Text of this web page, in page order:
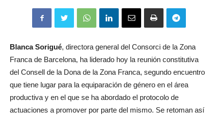
Blanca Sorigué, directora general del Consorci de la Zona
Franca de Barcelona, ha liderado hoy la reunión constitutiva
del Consell de la Dona de la Zona Franca, segundo encuentro
que tiene lugar para la equiparación de género en el área
productiva y en el que se ha abordado el protocolo de
actuaciones a promover por parte del mismo. Se retoman así